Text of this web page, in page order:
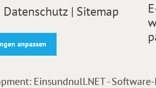
Datenschutz | Sitemap
anpassen
Einsundnull.NET -